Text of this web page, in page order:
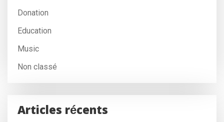
Donation
Education
Music
Non classé
Articles récents